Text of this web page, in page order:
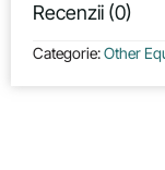
Recenzii (0)
Categorie:Other